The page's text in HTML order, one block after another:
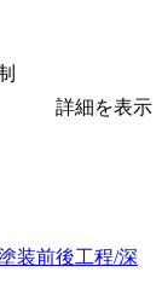
詳細を表示